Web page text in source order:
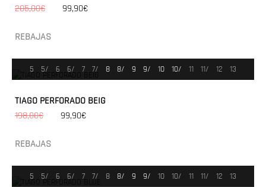
205,00€
99,90€
REBAJAS
5 5/ 6 6/ 7 7/ 8 8/ 9 9/ 10 10/ 11 11/ 12 13
TIAGO PERFORADO BEIG
198,00€
99,90€
REBAJAS
5 5/ 6 6/ 7 7/ 8 8/ 9 9/ 10 10/ 11 11/ 12 13